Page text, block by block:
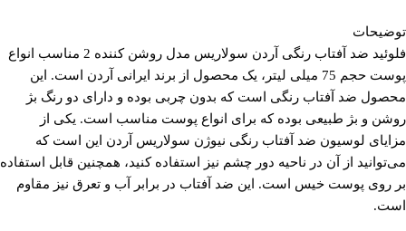
توضیحات
فلوئید ضد آفتاب رنگی آردن سولاریس مدل روشن کننده 2 مناسب انواع
پوست حجم 75 میلی لیتر، یک محصول از برند ایرانی آردن است. این
محصول ضد آفتاب رنگی است که بدون چربی بوده و دارای دو رنگ بژ
روشن و بژ طبیعی بوده که برای انواع پوست مناسب است. یکی از
مزایای لوسیون ضد آفتاب رنگی نیوژن سولاریس آردن این است که
می‌توانید از آن در ناحیه دور چشم نیز استفاده کنید، همچنین قابل استفاده
بر روی پوست خیس است. این ضد آفتاب در برابر آب و تعرق نیز مقاوم
است.